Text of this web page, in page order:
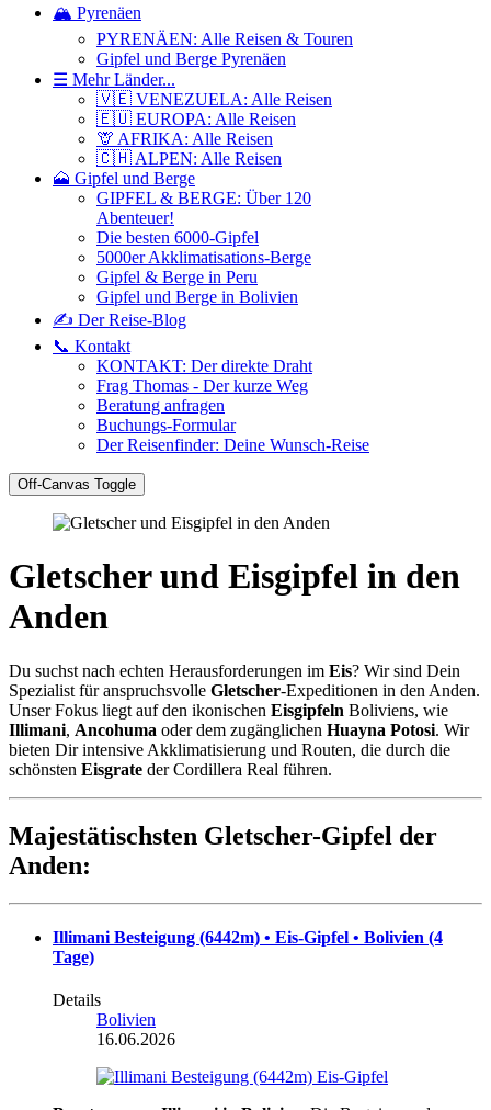
🏔️ Pyrenäen
PYRENÄEN: Alle Reisen & Touren
Gipfel und Berge Pyrenäen
☰ Mehr Länder...
🇻🇪 VENEZUELA: Alle Reisen
🇪🇺 EUROPA: Alle Reisen
🦒 AFRIKA: Alle Reisen
🇨🇭 ALPEN: Alle Reisen
🗻 Gipfel und Berge
GIPFEL & BERGE: Über 120
Abenteuer!
Die besten 6000-Gipfel
5000er Akklimatisations-Berge
Gipfel & Berge in Peru
Gipfel und Berge in Bolivien
✍️ Der Reise-Blog
📞 Kontakt
KONTAKT: Der direkte Draht
Frag Thomas - Der kurze Weg
Beratung anfragen
Buchungs-Formular
Der Reisenfinder: Deine Wunsch-Reise
Off-Canvas Toggle
Gletscher und Eisgipfel in den
Anden
Du suchst nach echten Herausforderungen im Eis? Wir sind Dein
Spezialist für anspruchsvolle Gletscher-Expeditionen in den Anden.
Unser Fokus liegt auf den ikonischen Eisgipfeln Boliviens, wie
Illimani, Ancohuma oder dem zugänglichen Huayna Potosi. Wir
bieten Dir intensive Akklimatisierung und Routen, die durch die
schönsten Eisgrate der Cordillera Real führen.
Majestätischsten Gletscher-Gipfel der
Anden:
Illimani Besteigung (6442m) • Eis-Gipfel • Bolivien (4
Tage)
Details
Bolivien
16.06.2026